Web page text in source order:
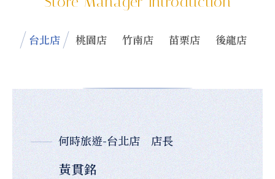
台北店 桃園店 竹南店 苗栗店 後龍店
何時旅遊-台北店 店長
黃貫銘